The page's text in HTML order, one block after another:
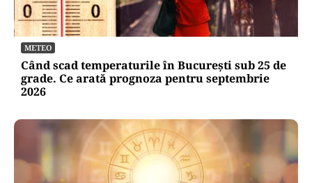
METEO
Când scad temperaturile în București sub 25 de
grade. Ce arată prognoza pentru septembrie
2026